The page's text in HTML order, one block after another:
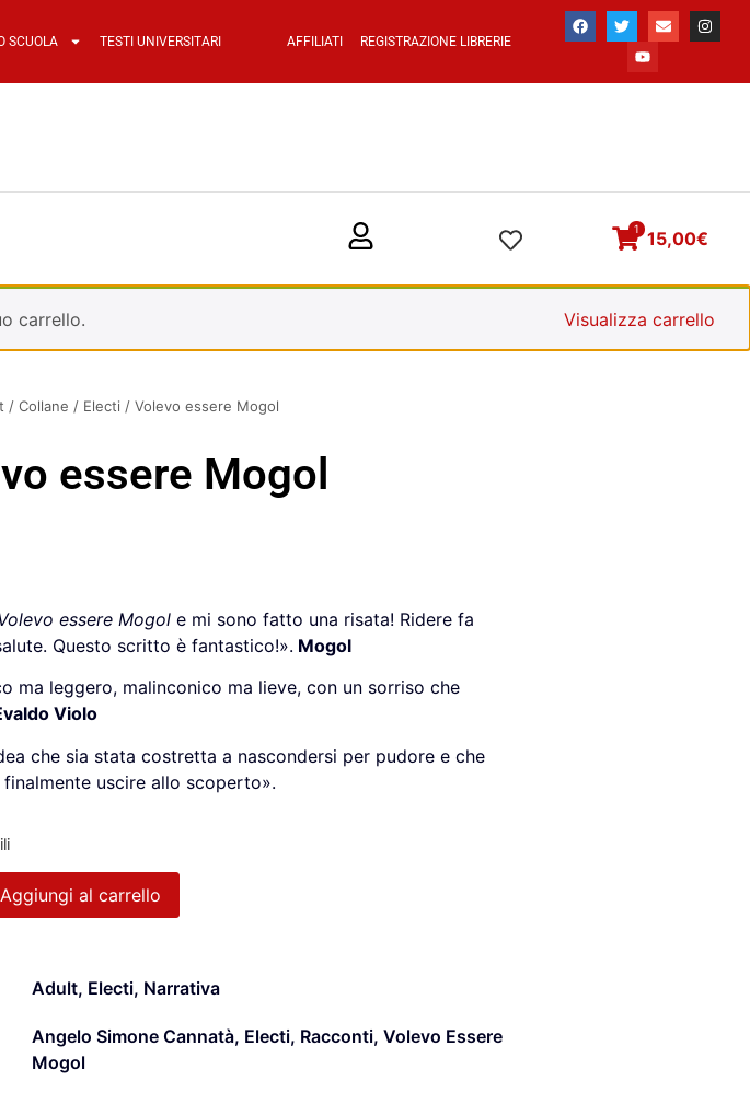
SCUOLA TESTI UNIVERSITARI AFFILIATI REGISTRAZIONE LIBRERIE
15,00€
1
carrello. Visualizza carrello
/ Collane / Electi / Volevo essere Mogol
essere Mogol
essere Mogol e mi sono fatto una risata! Ridere fa
Questo scritto è fantastico!». Mogol
ma leggero, malinconico ma lieve, con un sorriso che
Violo
che sia stata costretta a nascondersi per pudore e che
finalmente uscire allo scoperto».
Aggiungi al carrello
Adult, Electi, Narrativa
Angelo Simone Cannatà, Electi, Racconti, Volevo Essere
Mogol